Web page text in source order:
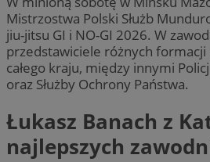
Mistrzostwa Polski Służb
jiu-jitsu GI i NO-GI 2026. W
przedstawiciele różnych
całego kraju, między innymi
oraz Służby Ochrony Państwa.
Łukasz Banach z
najlepszych